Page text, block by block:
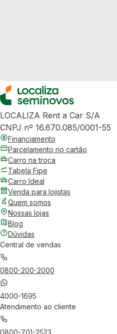
LOCALIZA Rent a Car S/A
CNPJ nº 16.670.085/0001-55
Financiamento
Parcelamento no cartão
Carro na troca
Tabela Fipe
Carro Ideal
Venda para lojistas
Quem somos
Nossas lojas
Blog
Dúvidas
Central de vendas
0800-200-2000
4000-1695
Atendimento ao cliente
0800-701-2523